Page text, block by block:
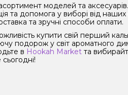
моделей та аксесуарів.
та допомога у виборі від наших
та зручні способи оплати.
купити свій перший
подорож у світ ароматного
в Hookah Marketта